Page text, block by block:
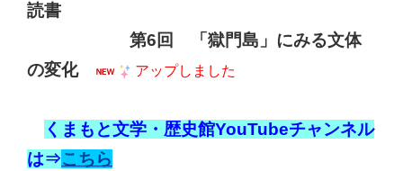
読書
第6回 「獄門島」にみる文体
の変化
アップしました
くまもと文学・歴史館YouTubeチャンネル
は⇒こちら